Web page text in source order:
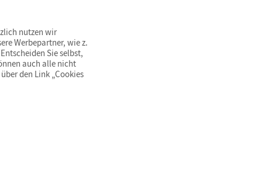
innerhalb Deutschlands
nutzen wir
Werbepartner, wie z.
Sie selbst,
auch alle nicht
den Link „Cookies